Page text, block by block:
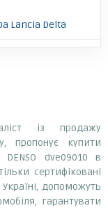
Lancia Delta
із продажу
пропонує купити
dve09010 в
сертифіковані
допоможуть
гарантувати